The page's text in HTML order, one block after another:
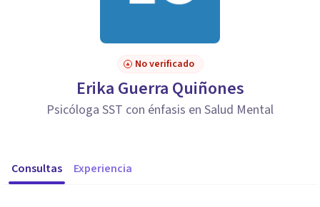
No verificado
Erika Guerra Quiñones
Psicóloga SST con énfasis en Salud Mental
Consultas Experiencia